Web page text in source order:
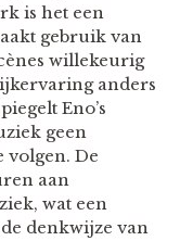
is het een
gebruik van
willekeurig
anders
Eno’s
geen
volgen. De
aan
wat een
denkwijze van